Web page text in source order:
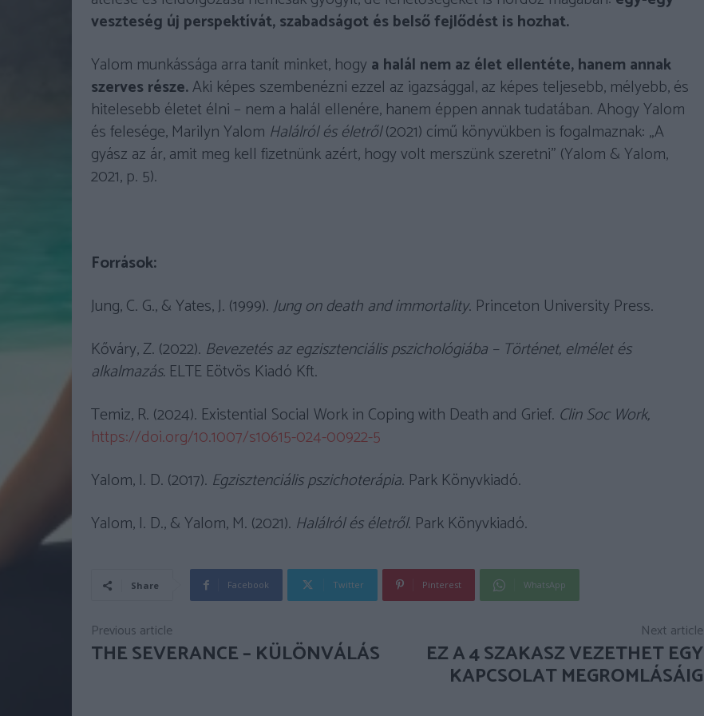
veszteség új perspektívát, szabadságot és belső fejlődést is hozhat.
Yalom munkássága arra tanít minket, hogy a halál nem az élet ellentéte, hanem annak
szerves része.Aki képes szembenézni ezzel az igazsággal, az képes teljesebb, mélyebb, és
hitelesebb életet élni – nem a halál ellenére, hanem éppen annak tudatában. Ahogy Yalom
és felesége, Marilyn Yalom Halálról és életről(2021) című könyvükben is fogalmaznak: „A
gyász az ár, amit meg kell fizetnünk azért, hogy volt merszünk szeretni” (Yalom & Yalom,
2021, p. 5).
Források:
Jung, C. G., & Yates, J. (1999).Jung on death and immortality. Princeton University Press.
Kőváry, Z. (2022). Bevezetés az egzisztenciális pszichológiába – Történet, elmélet és
alkalmazás. ELTE Eötvös Kiadó Kft.
Temiz, R. (2024). Existential Social Work in Coping with Death and Grief. Clin Soc Work,
https://doi.org/10.1007/s10615-024-00922-5
Yalom, I. D. (2017). Egzisztenciális pszichoterápia. Park Könyvkiadó.
Yalom, I. D., & Yalom, M. (2021). Halálról és életről. Park Könyvkiadó.
Share Facebook Twitter Pinterest WhatsApp
Previous article
THE SEVERANCE – KÜLÖNVÁLÁS
Next article
EZ A 4 SZAKASZ VEZETHET EGY
KAPCSOLAT MEGROMLÁSÁIG